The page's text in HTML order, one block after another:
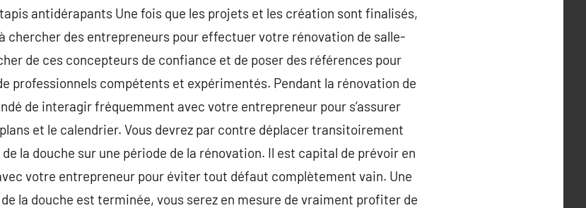
antidérapants Une fois que les projets et les création sont finalisés,
chercher des entrepreneurs pour effectuer votre rénovation de salle-
de ces concepteurs de confiance et de poser des références pour
professionnels compétents et expérimentés. Pendant la rénovation de
de interagir fréquemment avec votre entrepreneur pour s’assurer
et le calendrier. Vous devrez par contre déplacer transitoirement
la douche sur une période de la rénovation. Il est capital de prévoir en
votre entrepreneur pour éviter tout défaut complètement vain. Une
la douche est terminée, vous serez en mesure de vraiment profiter de